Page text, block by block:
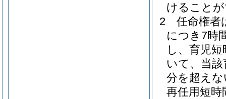
けること
2
任命権者
につき7時
し、育児
いて、当
分を超え
再任用短時